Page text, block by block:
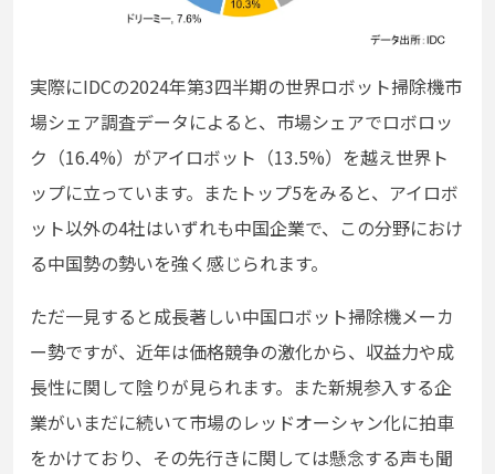
実際にIDCの2024年第3四半期の世界ロボット掃除機市
場シェア調査データによると、市場シェアでロボロッ
ク（16.4%）がアイロボット（13.5%）を越え世界ト
ップに立っています。またトップ5をみると、アイロボ
ット以外の4社はいずれも中国企業で、この分野におけ
る中国勢の勢いを強く感じられます。
ただ一見すると成長著しい中国ロボット掃除機メーカ
ー勢ですが、近年は価格競争の激化から、収益力や成
長性に関して陰りが見られます。また新規参入する企
業がいまだに続いて市場のレッドオーシャン化に拍車
をかけており、その先行きに関しては懸念する声も聞